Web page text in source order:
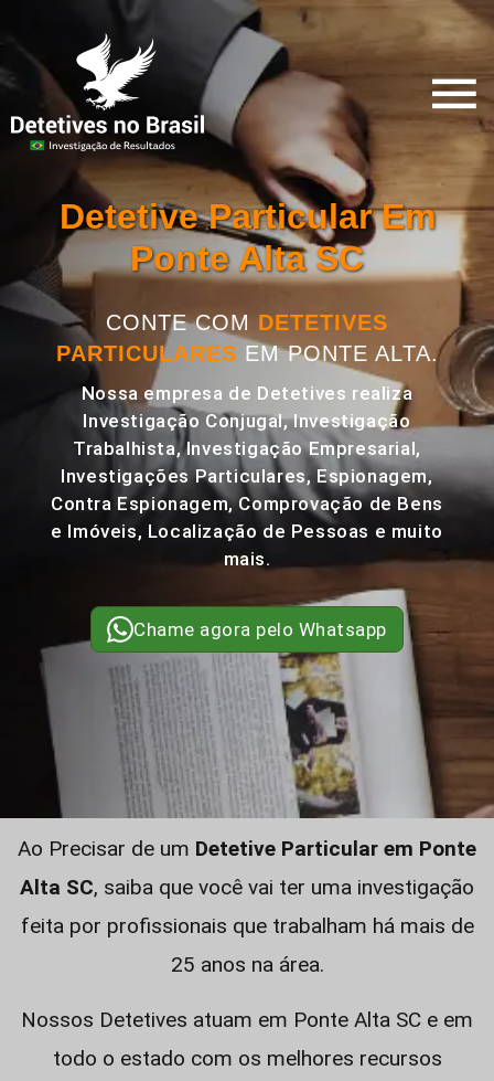
Detetive Particular Em
Ponte Alta SC
CONTE COM DETETIVES
PARTICULARES EM PONTE ALTA.
Nossa empresa de Detetives realiza
Investigação Conjugal, Investigação
Trabalhista, Investigação Empresarial,
Investigações Particulares, Espionagem,
Contra Espionagem, Comprovação de Bens
e Imóveis, Localização de Pessoas e muito
mais.
Chame agora pelo Whatsapp
Ao Precisar de um Detetive Particular em Ponte
Alta SC, saiba que você vai ter uma investigação
feita por profissionais que trabalham há mais de
25 anos na área.
Nossos Detetives atuam em Ponte Alta SC e em
todo o estado com os melhores recursos